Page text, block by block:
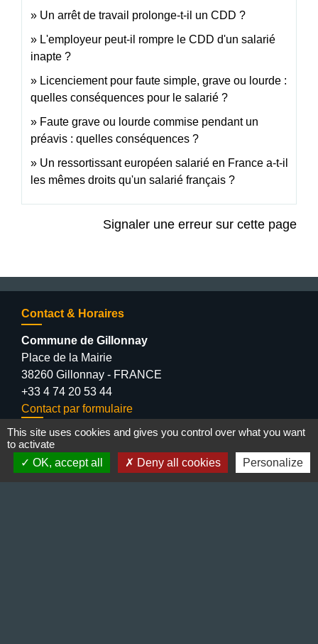
Un arrêt de travail prolonge-t-il un CDD ?
L'employeur peut-il rompre le CDD d'un salarié
inapte ?
Licenciement pour faute simple, grave ou lourde :
quelles conséquences pour le salarié ?
Faute grave ou lourde commise pendant un
préavis : quelles conséquences ?
Un ressortissant européen salarié en France a-t-il
les mêmes droits qu'un salarié français ?
Signaler une erreur sur cette page
Contact & Horaires
Commune de Gillonnay
Place de la Mairie
38260 Gillonnay - FRANCE
+33 4 74 20 53 44
Contact par formulaire
Lundi : 10:00 - 12:00
Mercredi : 13:30 - 16:30
Vendredi : 10:00 - 12:00 / 15:00 - 18:00
This site uses cookies and gives you control over what you want
to activate
OK, accept all
Deny all cookies Personalize